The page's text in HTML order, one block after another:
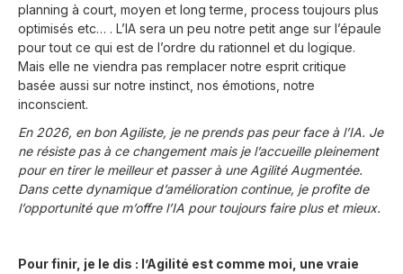
planning à court, moyen et long terme, process toujours plus
optimisés etc… . L’IA sera un peu notre petit ange sur l’épaule
pour tout ce qui est de l’ordre du rationnel et du logique.
Mais elle ne viendra pas remplacer notre esprit critique
basée aussi sur notre instinct, nos émotions, notre
inconscient.
En 2026, en bon Agiliste, je ne prends pas peur face à l’IA. Je
ne résiste pas à ce changement mais je l’accueille pleinement
pour en tirer le meilleur et passer à une Agilité Augmentée.
Dans cette dynamique d’amélioration continue, je profite de
l’opportunité que m’offre l’IA pour toujours faire plus et mieux.
Pour finir, je le dis : l’Agilité est comme moi, une vraie